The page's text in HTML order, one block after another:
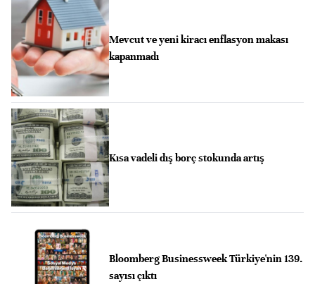
Mevcut ve yeni kiracı enflasyon makası
kapanmadı
Kısa vadeli dış borç stokunda artış
Bloomberg Businessweek Türkiye'nin 139.
sayısı çıktı